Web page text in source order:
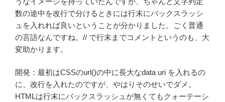
数の途中を改行で分けるときには行末にバックスラッシ
ュを入れれば良いということが分かりました。ごく普通
の言語なんですね。// で行末までコメントというのも、大
変助かります。
開発：最初はCSSのurl()の中に長大なdata uri を入れるの
に、改行を入れたのですが、やはりそのせいでダメ。
HTMLは行末にバックスラッシュが無くてもクォーテーシ